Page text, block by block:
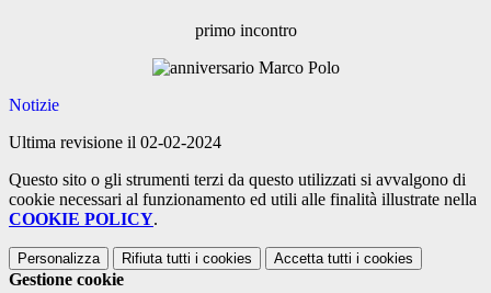
primo incontro
Notizie
Ultima revisione il 02-02-2024
Questo sito o gli strumenti terzi da questo utilizzati si avvalgono di
cookie necessari al funzionamento ed utili alle finalità illustrate nella
COOKIE POLICY.
Personalizza Rifiuta tutti i cookies Accetta tutti i cookies
Gestione cookie